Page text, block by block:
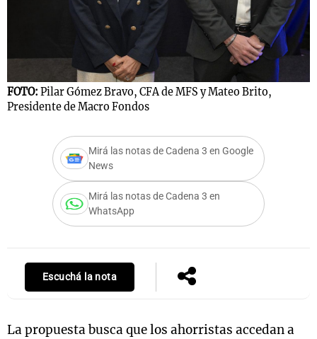
FOTO: Pilar Gómez Bravo, CFA de MFS y Mateo Brito,
Presidente de Macro Fondos
Mirá las notas de Cadena 3 en Google
News
Mirá las notas de Cadena 3 en
WhatsApp
Escuchá la nota
La propuesta busca que los ahorristas accedan a